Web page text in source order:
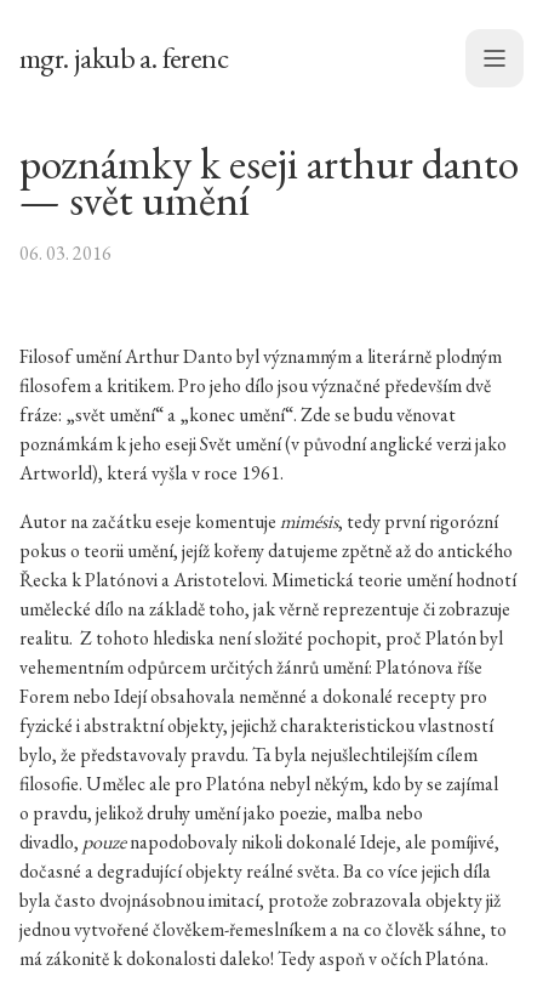
mgr. jakub a. ferenc Menu
poznámky k eseji arthur danto
— svět umění
06. 03. 2016
Filosof umění Arthur Danto byl významným a literárně plodným
filosofem a kritikem. Pro jeho dílo jsou význačné především dvě
fráze: „svět umění“ a „konec umění“. Zde se budu věnovat
poznámkám k jeho eseji Svět umění (v původní anglické verzi jako
Artworld), která vyšla v roce 1961.
Autor na začátku eseje komentujemimésis, tedy první rigorózní
pokus o teorii umění, jejíž kořeny datujeme zpětně až do antického
Řecka k Platónovi a Aristotelovi. Mimetická teorie umění hodnotí
umělecké dílo na základě toho, jak věrně reprezentuje či zobrazuje
realitu. Z tohoto hlediska není složité pochopit, proč Platón byl
vehementním odpůrcem určitých žánrů umění: Platónova říše
Forem nebo Idejí obsahovala neměnné a dokonalé recepty pro
fyzické i abstraktní objekty, jejichž charakteristickou vlastností
bylo, že představovaly pravdu. Ta byla nejušlechtilejším cílem
filosofie. Umělec ale pro Platóna nebyl někým, kdo by se zajímal
o pravdu, jelikož druhy umění jako poezie, malba nebo
divadlo, pouzenapodobovaly nikoli dokonalé Ideje, ale pomíjivé,
dočasné a degradující objekty reálné světa. Ba co více jejich díla
byla často dvojnásobnou imitací, protože zobrazovala objekty již
jednou vytvořené člověkem-řemeslníkem a na co člověk sáhne, to
má zákonitě k dokonalosti daleko! Tedy aspoň v očích Platóna.